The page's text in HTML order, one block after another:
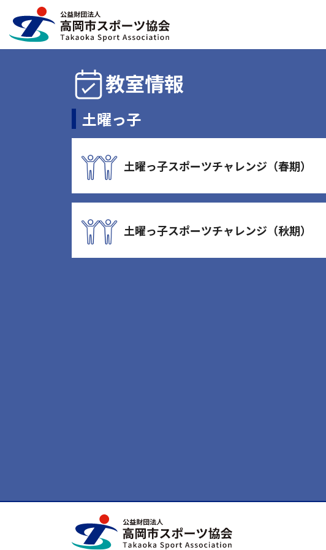
教室情報
土曜っ子
土曜っ子スポーツチャレンジ（春期）
土曜っ子スポーツチャレンジ（秋期）